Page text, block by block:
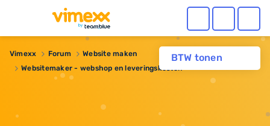
BTW tonen
Vimexx Forum
Website maken
Websitemaker - webshop en leveringskosten